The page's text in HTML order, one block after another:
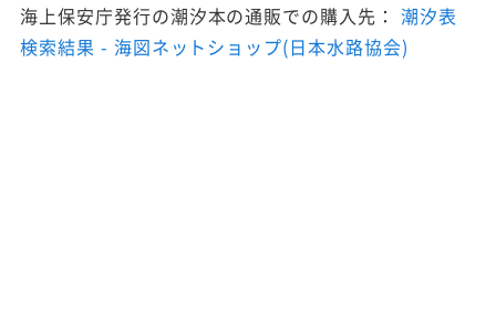
海上保安庁発行の潮汐本の通販での購入先：潮汐表
検索結果 - 海図ネットショップ(日本水路協会)